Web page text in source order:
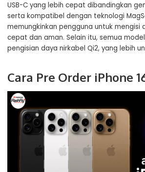
USB-C yang lebih cepat dibandingkan
serta kompatibel dengan teknologi
memungkinkan pengguna untuk mengisi
cepat dan aman. Selain itu, semua
pengisian daya nirkabel Qi2, yang lebih
Cara Pre Order iPhone